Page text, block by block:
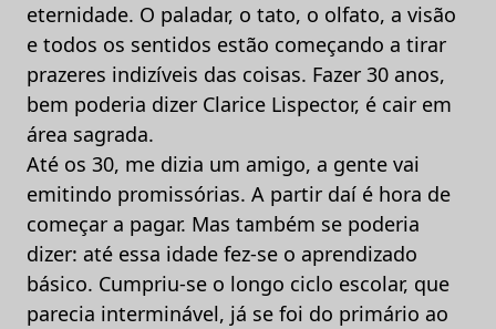
eternidade. O paladar, o tato, o olfato, a visão
e todos os sentidos estão começando a tirar
prazeres indizíveis das coisas. Fazer 30 anos,
bem poderia dizer Clarice Lispector, é cair em
área sagrada.
Até os 30, me dizia um amigo, a gente vai
emitindo promissórias. A partir daí é hora de
começar a pagar. Mas também se poderia
dizer: até essa idade fez-se o aprendizado
básico. Cumpriu-se o longo ciclo escolar, que
parecia interminável, já se foi do primário ao